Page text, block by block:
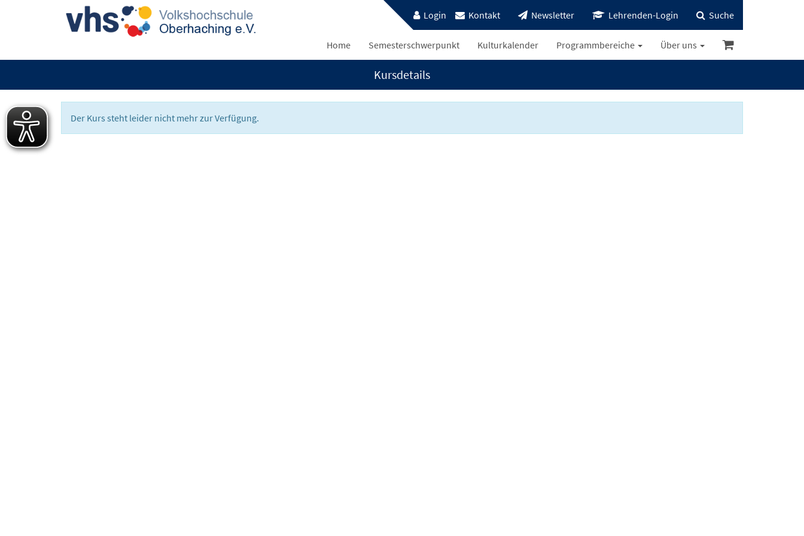
Login Kontakt Newsletter Lehrenden-Login Suche
Home Semesterschwerpunkt Kulturkalender Programmbereiche Über uns
Kursdetails
Der Kurs steht leider nicht mehr zur Verfügung.